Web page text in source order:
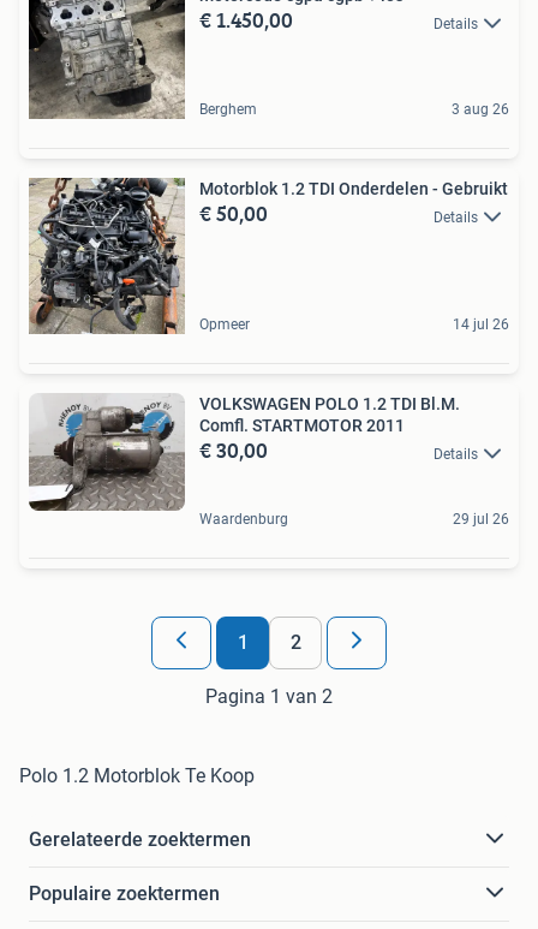
€ 1.450,00 Details
Berghem 3 aug 26
Motorblok 1.2 TDI Onderdelen - Gebruikt
€ 50,00 Details
Opmeer 14 jul 26
VOLKSWAGEN POLO 1.2 TDI Bl.M.
Comfl. STARTMOTOR 2011
€ 30,00 Details
Waardenburg 29 jul 26
1 2
Pagina 1 van 2
Polo 1.2 Motorblok Te Koop
Gerelateerde zoektermen
Populaire zoektermen